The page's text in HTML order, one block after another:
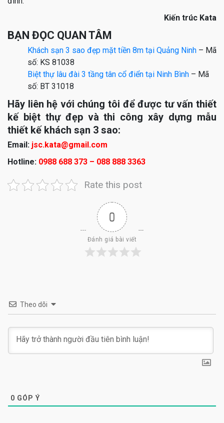
Kiến trúc Kata
BẠN ĐỌC QUAN TÂM
Khách sạn 3 sao đẹp mặt tiền 8m tại Quảng Ninh – Mã
số: KS 81038
Biệt thự lâu đài 3 tầng tân cổ điển tại Ninh Bình – Mã
số: BT 31018
Hãy liên hệ với chúng tôi để được tư vấn thiết
kế biệt thự đẹp và thi công xây dựng mẫu
thiết kế khách sạn 3 sao:
Email: jsc.kata@gmail.com
Hotline: 0988 688 373 – 088 888 3363
Rate this post
0
Đánh giá bài viết
Theo dõi
0 GÓP Ý